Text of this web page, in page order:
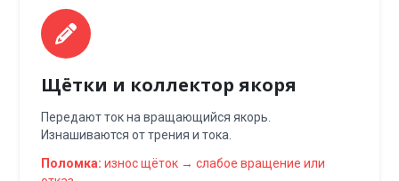
Щётки и коллектор якоря
Передают ток на вращающийся якорь.
Изнашиваются от трения и тока.
Поломка: износ щёток → слабое вращение или